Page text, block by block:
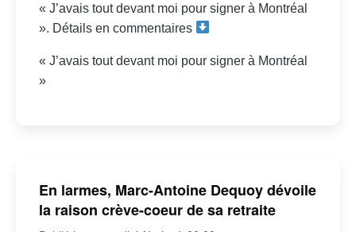
« J’avais tout devant moi pour signer à Montréal
». Détails en commentaires
« J’avais tout devant moi pour signer à Montréal
»
En larmes, Marc-Antoine Dequoy dévoile
la raison crève-coeur de sa retraite